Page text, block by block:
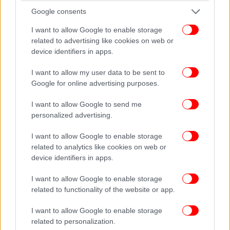
Google consents
I want to allow Google to enable storage
related to advertising like cookies on web or
device identifiers in apps.
I want to allow my user data to be sent to
Google for online advertising purposes.
I want to allow Google to send me
personalized advertising.
I want to allow Google to enable storage
related to analytics like cookies on web or
device identifiers in apps.
I want to allow Google to enable storage
related to functionality of the website or app.
I want to allow Google to enable storage
related to personalization.
με σημαντικά έργα, εμφανίζεται μεταξύ άλλων στην
Όπερα της Ρώμης, στη Σκάλα του Μιλάνου, στη
Βασιλική όπερα του Λονδίνου, στην Όπερα του
Παρισιού και φυσικά στην Επίδαυρο.